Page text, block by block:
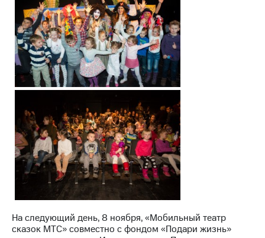
Корпоративный
секретарь
Раскрытие
информации
Информация
акционерам
Документы
ПАО
Собрания
акционеров
Личный
кабинет
акционера
Акционерный
капитал
Контроль
и
Рынок
акций
На следующий день, 8 ноября, «Мобильный театр
сказок МТС» совместно с фондом «Подари жизнь»